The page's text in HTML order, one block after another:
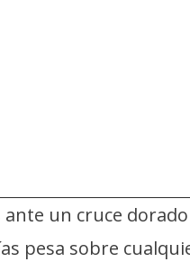
un cruce
pesa sobre